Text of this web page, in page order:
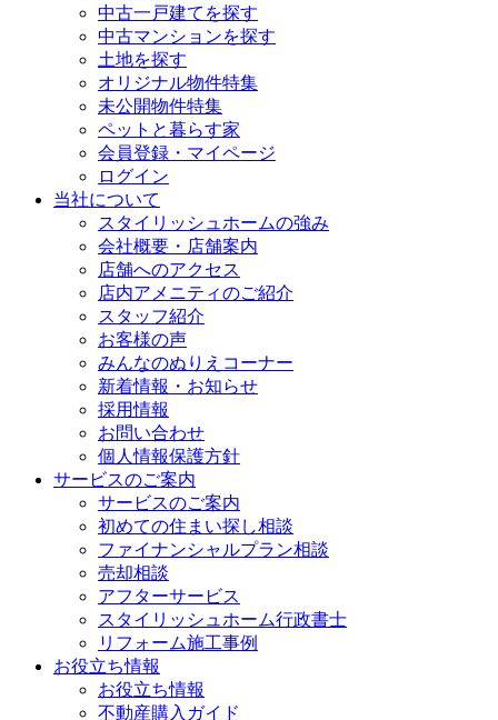
中古一戸建てを探す
中古マンションを探す
土地を探す
オリジナル物件特集
未公開物件特集
ペットと暮らす家
会員登録・マイページ
ログイン
当社について
スタイリッシュホームの強み
会社概要・店舗案内
店舗へのアクセス
店内アメニティのご紹介
スタッフ紹介
お客様の声
みんなのぬりえコーナー
新着情報・お知らせ
採用情報
お問い合わせ
個人情報保護方針
サービスのご案内
サービスのご案内
初めての住まい探し相談
ファイナンシャルプラン相談
売却相談
アフターサービス
スタイリッシュホーム行政書士
リフォーム施工事例
お役立ち情報
お役立ち情報
不動産購入ガイド